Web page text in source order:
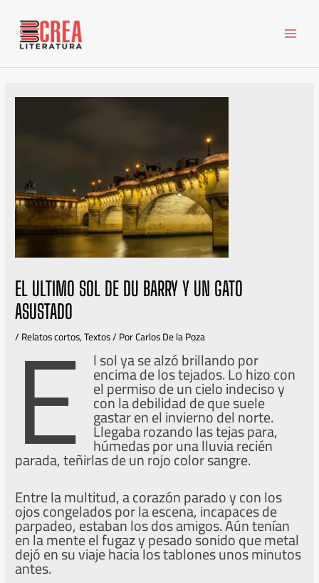
contenido
EL ULTIMO SOL DE DU BARRY Y UN GATO
ASUSTADO
/Relatos cortos,Textos/ PorCarlos De la Poza
E l sol ya se alzó brillando por
encima de los tejados. Lo hizo con
el permiso de un cielo indeciso y
con la debilidad de que suele
gastar en el invierno del norte.
Llegaba rozando las tejas para,
húmedas por una lluvia recién
parada, teñirlas de un rojo color sangre.
Entre la multitud, a corazón parado y con los
ojos congelados por la escena, incapaces de
parpadeo, estaban los dos amigos. Aún tenían
en la mente el fugaz y pesado sonido que metal
dejó en su viaje hacia los tablones unos minutos
antes.